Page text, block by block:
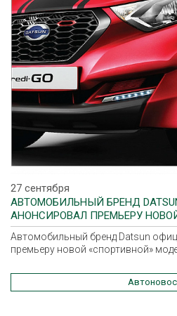
27 сентября
АВТОМОБИЛЬНЫЙ БРЕНД
АНОНСИРОВАЛ ПРЕМЬЕРУ
МОДЕЛИ REDI-GO SPORT
Автомобильный бренд Datsun
премьеру новой «спортивной»